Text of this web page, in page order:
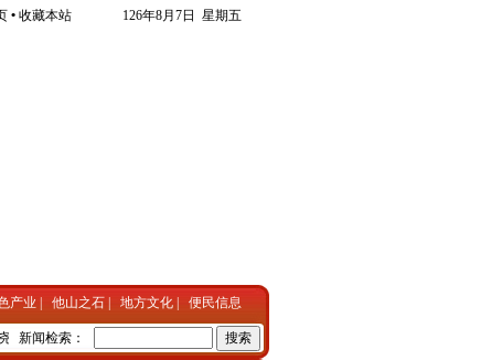
• 收藏本站 126年8月7日 星期五
产业 他山之石| 地方文化| 便民信息
金会”捐画50幅 东光九成自主择业军转干部实现就业
新闻检索：